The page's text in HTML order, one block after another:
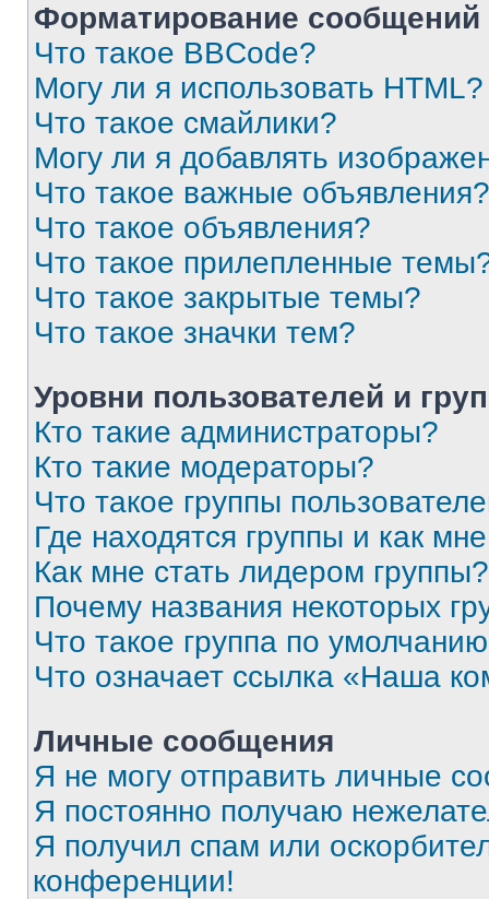
Форматирование
Что такое BBCode?
Могу ли я использовать HTML?
Что такое смайлики?
Могу ли я добавлять
Что такое важные объявления?
Что такое объявления?
Что такое прилепленные
Что такое закрытые темы?
Что такое значки тем?
Уровни пользователей и
Кто такие администраторы?
Кто такие модераторы?
Что такое группы
Где находятся группы и как
Как мне стать лидером группы?
Почему названия некоторых
Что такое группа по
Что означает ссылка «Наша
Личные сообщения
Я не могу отправить личные
Я постоянно получаю
Я получил спам или
конференции!